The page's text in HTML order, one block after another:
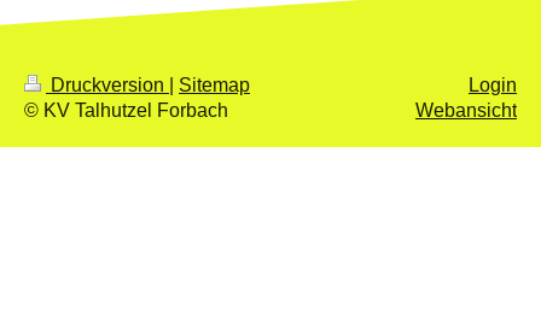
Druckversion
Sitemap
© KV Talhutzel Forbach
Login
Webansicht